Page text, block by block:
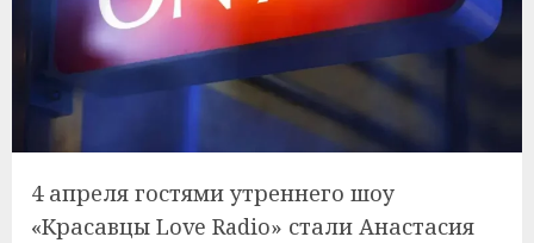
4 апреля гостями утреннего шоу
«Красавцы Love Radio» стали Анастасия